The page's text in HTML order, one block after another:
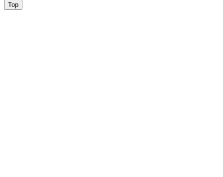
Top